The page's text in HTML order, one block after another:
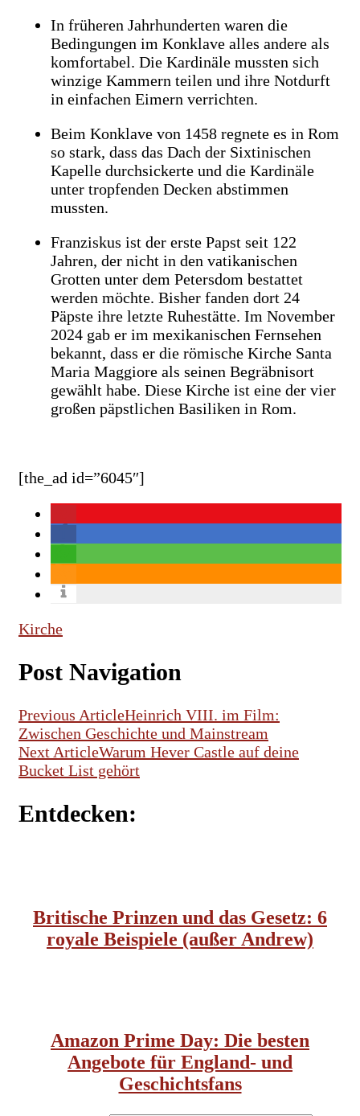
In früheren Jahrhunderten waren die
Bedingungen im Konklave alles andere als
komfortabel. Die Kardinäle mussten sich
winzige Kammern teilen und ihre Notdurft
in einfachen Eimern verrichten.
Beim Konklave von 1458 regnete es in Rom
so stark, dass das Dach der Sixtinischen
Kapelle durchsickerte und die Kardinäle
unter tropfenden Decken abstimmen
mussten.
Franziskus ist der erste Papst seit 122
Jahren, der nicht in den vatikanischen
Grotten unter dem Petersdom bestattet
werden möchte. Bisher fanden dort 24
Päpste ihre letzte Ruhestätte. Im November
2024 gab er im mexikanischen Fernsehen
bekannt, dass er die römische Kirche Santa
Maria Maggiore als seinen Begräbnisort
gewählt habe. Diese Kirche ist eine der vier
großen päpstlichen Basiliken in Rom.
[the_ad id=”6045″]
Kirche
Post Navigation
Previous ArticleHeinrich VIII. im Film:
Zwischen Geschichte und Mainstream
Next ArticleWarum Hever Castle auf deine
Bucket List gehört
Entdecken:
Britische Prinzen und das Gesetz: 6
royale Beispiele (außer Andrew)
Amazon Prime Day: Die besten
Angebote für England- und
Geschichtsfans